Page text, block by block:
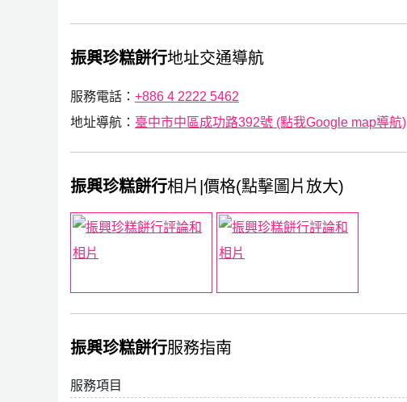
振興珍糕餅行地址交通導航
服務電話： +886 4 2222 5462
地址導航： 臺中市中區成功路392號 (點我Google map導航)
振興珍糕餅行相片|價格(點擊圖片放大)
振興珍糕餅行服務指南
服務項目